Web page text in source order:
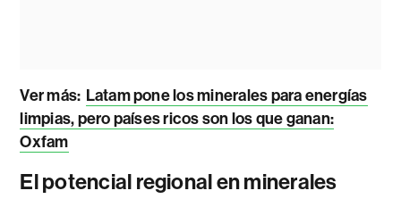
Ver más: Latam pone los minerales para energías
limpias, pero países ricos son los que ganan:
Oxfam
El potencial regional en minerales